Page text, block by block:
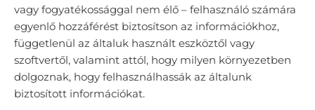
vagy fogyatékossággal nem élő – felhasználó számára
egyenlő hozzáférést biztosítson az információkhoz,
függetlenül az általuk használt eszköztől vagy
szoftvertől, valamint attól, hogy milyen környezetben
dolgoznak, hogy felhasználhassák az általunk
biztosított információkat.